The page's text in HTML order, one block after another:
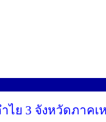
ไย 3 จังหวัดภาค